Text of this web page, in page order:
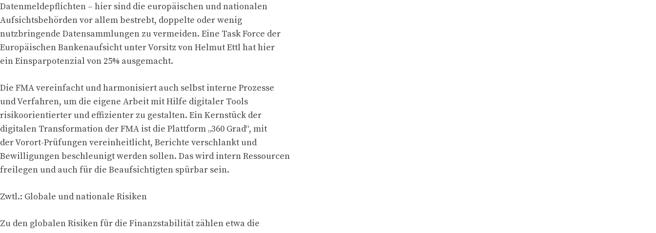
Datenmeldepflichten – hier sind die europäischen und nationalen
Aufsichtsbehörden vor allem bestrebt, doppelte oder wenig
nutzbringende Datensammlungen zu vermeiden. Eine Task Force der
Europäischen Bankenaufsicht unter Vorsitz von Helmut Ettl hat hier
ein Einsparpotenzial von 25% ausgemacht.
Die FMA vereinfacht und harmonisiert auch selbst interne Prozesse
und Verfahren, um die eigene Arbeit mit Hilfe digitaler Tools
risikoorientierter und effizienter zu gestalten. Ein Kernstück der
digitalen Transformation der FMA ist die Plattform „360 Grad“, mit
der Vorort-Prüfungen vereinheitlicht, Berichte verschlankt und
Bewilligungen beschleunigt werden sollen. Das wird intern Ressourcen
freilegen und auch für die Beaufsichtigten spürbar sein.
Zwtl.: Globale und nationale Risiken
Zu den globalen Risiken für die Finanzstabilität zählen etwa die